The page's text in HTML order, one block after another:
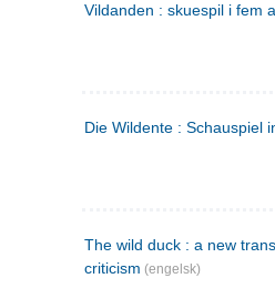
Vildanden : skuespil i fem
Die Wildente : Schauspiel
The wild duck : a new
criticism (engelsk)